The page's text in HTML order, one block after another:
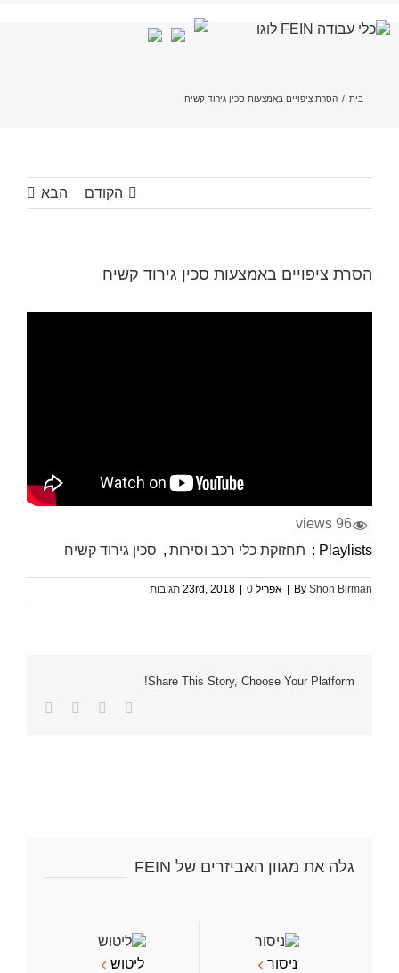
בית / הסרת ציפויים באמצעות סכין גירוד קשיח
הקודם הבא
הסרת ציפויים באמצעות סכין גירוד קשיח
96 views
Playlists :
תחזוקת כלי רכב וסירות , סכין גירוד קשיח
By Shon Birman אפריל 23rd, 2018 0 תגובות
Share This Story, Choose Your Platform!
Facebook
Twitter
LinkedIn
גלה את מגוון האביזרים של FEIN
ניסור ליטוש